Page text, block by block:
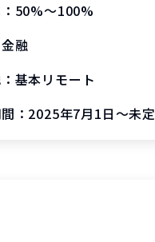
50%〜100%
金融
基本リモート
： 2025年7月1日～未定